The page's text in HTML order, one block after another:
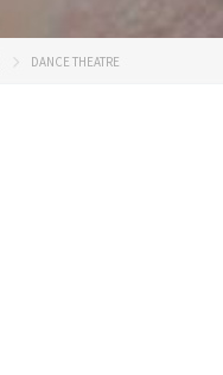
DANCE THEATRE